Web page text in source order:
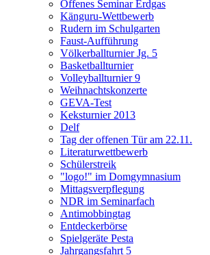
Offenes Seminar Erdgas
Känguru-Wettbewerb
Rudern im Schulgarten
Faust-Aufführung
Völkerballturnier Jg. 5
Basketballturnier
Volleyballturnier 9
Weihnachtskonzerte
GEVA-Test
Keksturnier 2013
Delf
Tag der offenen Tür am 22.11.
Literaturwettbewerb
Schülerstreik
"logo!" im Domgymnasium
Mittagsverpflegung
NDR im Seminarfach
Antimobbingtag
Entdeckerbörse
Spielgeräte Pesta
Jahrgangsfahrt 5